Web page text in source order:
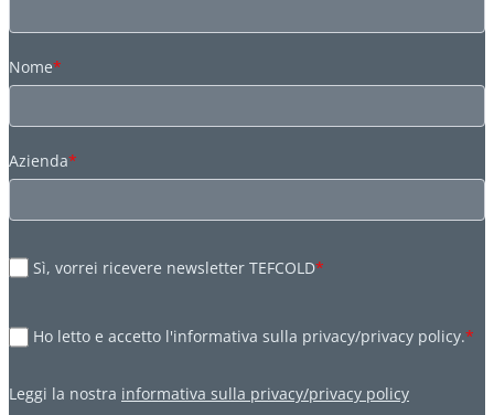
Nome*
Azienda*
Sì, vorrei ricevere newsletter TEFCOLD*
Ho letto e accetto l'informativa sulla privacy/privacy policy.*
Leggi la nostra informativa sulla privacy/privacy policy